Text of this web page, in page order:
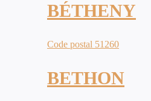
BÉTHENY
Code postal 51260
BETHON